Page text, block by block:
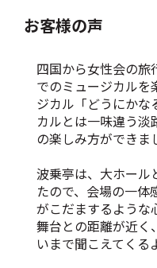
お客様の声
四国から女性会の旅
でのミュージカルを
ジカル「どうにかな
カルとは一味違う
の楽しみ方ができま
波乗亭は、大ホール
たので、会場の一体
がこだまするような
舞台との距離が近く
いまで聞こえてくる